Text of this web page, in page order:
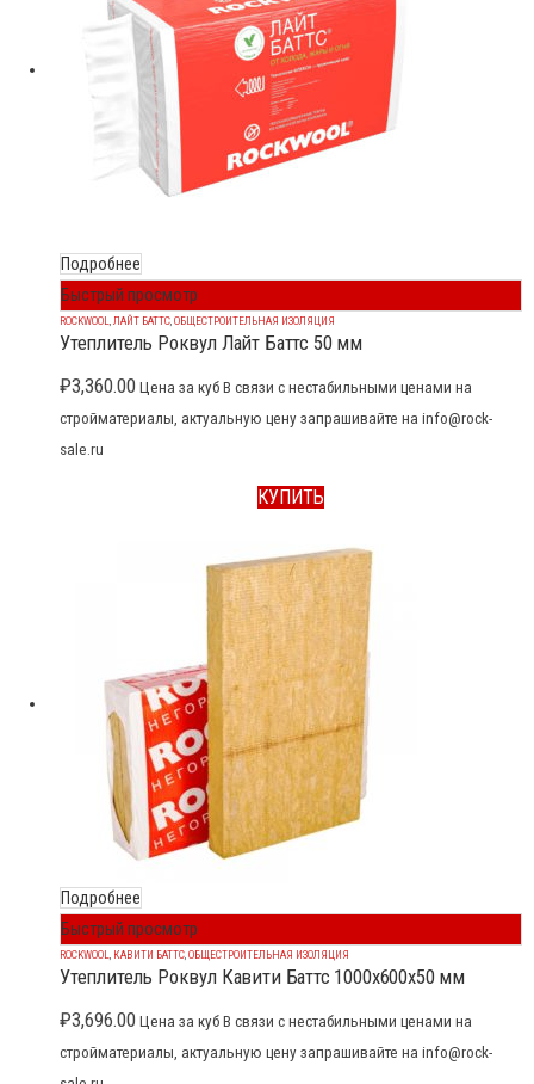
Подробнее
Быстрый просмотр
ROCKWOOL,ЛАЙТ БАТТС,ОБЩЕСТРОИТЕЛЬНАЯ ИЗОЛЯЦИЯ
Утеплитель Роквул Лайт Баттс 50 мм
₽3,360.00 Цена за куб В связи с нестабильными ценами на
стройматериалы, актуальную цену запрашивайте на info@rock-
sale.ru
КУПИТЬ
Подробнее
Быстрый просмотр
ROCKWOOL КАВИТИ БАТТС ОБЩЕСТРОИТЕЛЬНАЯ ИЗОЛЯЦИЯ
Утеплитель Роквул Кавити Баттс 1000x600x50 мм
₽3,696.00 Цена за куб В связи с нестабильными ценами на
стройматериалы, актуальную цену запрашивайте на info@rock-